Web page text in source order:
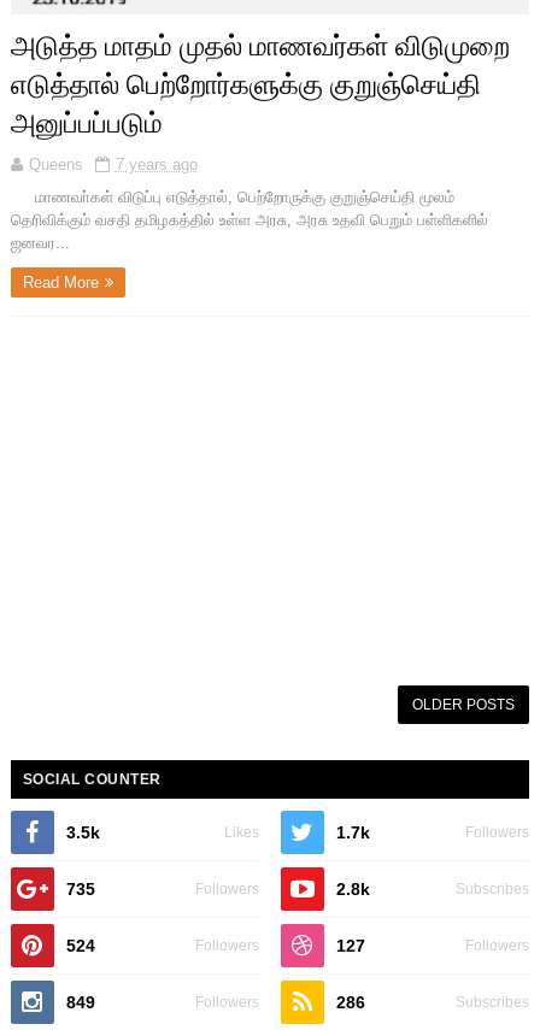
அடுத்த மாதம் முதல் மாணவர்கள் விடுமுறை
எடுத்தால் பெற்றோர்களுக்கு குறுஞ்செய்தி
அனுப்பப்படும்
Queens
7 years ago
மாணவா்கள் விடுப்பு எடுத்தால், பெற்றோருக்கு குறுஞ்செய்தி மூலம்
தெரிவிக்கும் வசதி தமிழகத்தில் உள்ள அரசு, அரசு உதவி பெறும் பள்ளிகளில்
ஜனவர...
Read More
OLDER POSTS
SOCIAL COUNTER
3.5k Likes 1.7k Followers
735 Followers 2.8k Subscribes
524 Followers 127 Followers
849 Followers 286 Subscribes